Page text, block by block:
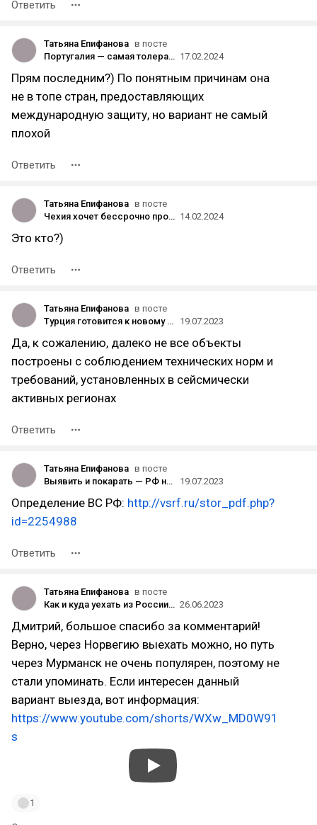
Ответить
Татьяна Епифанова в посте
Португалия — самая толерантная к беженцам страна! 17.02.2024
Прям последним?) По понятным причинам она
не в топе стран, предоставляющих
международную защиту, но вариант не самый
плохой
Ответить
Татьяна Епифанова в посте
Чехия хочет бессрочно продлить запрет на выдачу ВНЖ 14.02.2024
Это кто?)
Ответить
Татьяна Епифанова в посте
Турция готовится к новому разрушительному землетрясению
19.07.2023
Да, к сожалению, далеко не все объекты
построены с соблюдением технических норм и
требований, установленных в сейсмически
активных регионах
Ответить
Татьяна Епифанова в посте
Выявить и покарать — РФ начнет выявлять нелегальные доходы россиян за рубежом
19.07.2023
Определение ВС РФ: http://vsrf.ru/stor_pdf.php?
id=2254988
Ответить
Татьяна Епифанова в посте
Как и куда уехать из России сейчас? 26.06.2023
Дмитрий, большое спасибо за комментарий!
Верно, через Норвегию выехать можно, но путь
через Мурманск не очень популярен, поэтому не
стали упоминать. Если интересен данный
вариант выезда, вот информация:
https://www.youtube.com/shorts/WXw_MD0W91
s
1